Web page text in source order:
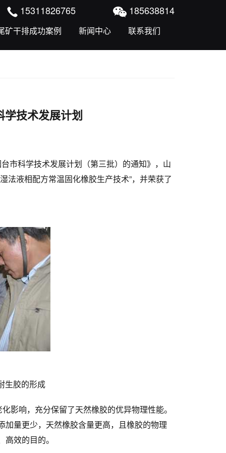
15311826765 185638814
矿干排成功案例 新闻中心 联系我们
学技术发展计划
市科学技术发展计划（第三批）的通知》，山
法液相配方常温固化橡胶生产技术”，并荣获了
生胶的形成
影响，充分保留了天然橡胶的优异物理性能。
量更少，天然橡胶含量更高，且橡胶的物理
效的目的。